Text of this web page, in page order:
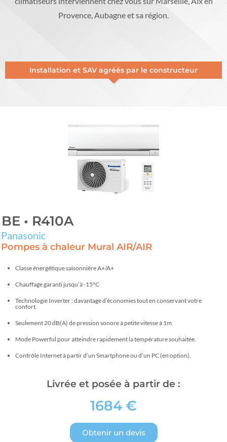
Provence, Aubagne et sa région.
Installation et SAV agréés par le constructeur
BE • R410A
Panasonic
Pompes à chaleur Mural AIR/AIR
Classe énergétique saisonnière A+/A+
Chauffage garanti jusqu’à -15°C
Technologie Inverter : davantage d’économies tout en conservant votre
confort.
Seulement 20 dB(A) de pression sonore à petite vitesse à 1m.
Mode Powerful pour atteindre rapidement la température souhaitée.
Contrôle Internet à partir d’un Smartphone ou d’un PC (en option).
Livrée et posée à partir de :
1684 €
Obtenir un devis